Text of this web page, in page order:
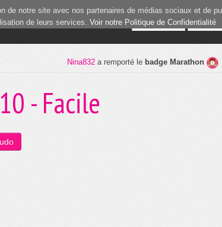
8 joueurs en ligne
Nina842a remporté lebadge Marathon
- Facile
de notre site avec nos partenaires de médias sociaux et de
de leurs services. Voir notre Politique de Confidentialité